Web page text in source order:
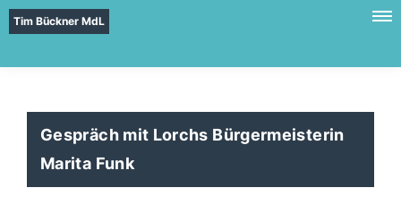
Tim Bückner MdL
Gespräch mit Lorchs Bürgermeisterin
Marita Funk